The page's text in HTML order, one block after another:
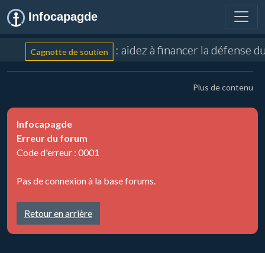
Infocapagde
Cagnotte de soutien : aidez à financer la défense
Plus de contenu
Infocapagde
Erreur du forum
Code d'erreur : 0001
Pas de connexion à la base forums.
Retour en arrière